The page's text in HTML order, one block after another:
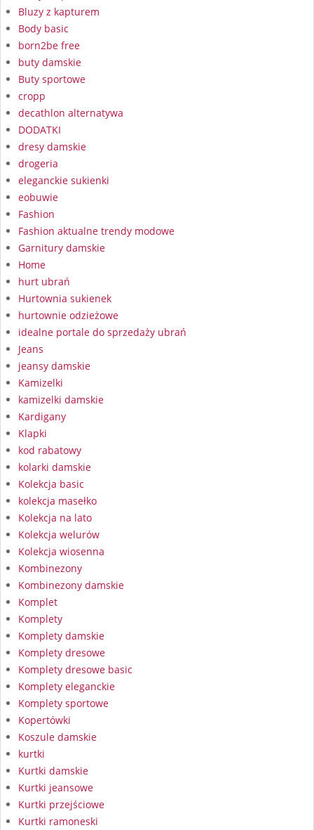
Bluzy z kapturem
Body basic
born2be free
buty damskie
Buty sportowe
cropp
decathlon alternatywa
DODATKI
dresy damskie
drogeria
eleganckie sukienki
eobuwie
Fashion
Fashion aktualne trendy modowe
Garnitury damskie
Home
hurt ubrań
Hurtownia sukienek
hurtownie odzieżowe
idealne portale do sprzedaży ubrań
Jeans
jeansy damskie
Kamizelki
kamizelki damskie
Kardigany
Klapki
kod rabatowy
kolarki damskie
Kolekcja basic
kolekcja masełko
Kolekcja na lato
Kolekcja welurów
Kolekcja wiosenna
Kombinezony
Kombinezony damskie
Komplet
Komplety
Komplety damskie
Komplety dresowe
Komplety dresowe basic
Komplety eleganckie
Komplety sportowe
Kopertówki
Koszule damskie
kurtki
Kurtki damskie
Kurtki jeansowe
Kurtki przejściowe
Kurtki ramoneski